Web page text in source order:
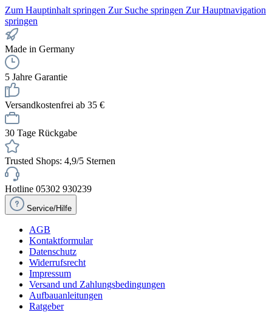
Zum Hauptinhalt springen Zur Suche springen Zur Hauptnavigation
springen
Made in Germany
5 Jahre Garantie
Versandkostenfrei ab 35 €
30 Tage Rückgabe
Trusted Shops: 4,9/5 Sternen
Hotline 05302 930239
Service/Hilfe
AGB
Kontaktformular
Datenschutz
Widerrufsrecht
Impressum
Versand und Zahlungsbedingungen
Aufbauanleitungen
Ratgeber